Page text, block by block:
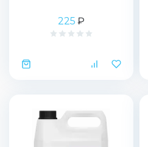
225 ₽